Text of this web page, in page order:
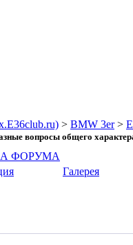
> BMW 3er >
вопросы общего
ФОРУМА
Галерея